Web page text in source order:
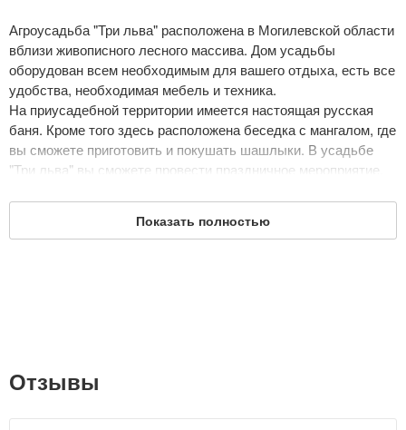
Агроусадьба "Три льва" расположена в Могилевской области
вблизи живописного лесного массива. Дом усадьбы
оборудован всем необходимым для вашего отдыха, есть все
удобства, необходимая мебель и техника.
На приусадебной территории имеется настоящая русская
баня. Кроме того здесь расположена беседка с мангалом, где
вы сможете приготовить и покушать шашлыки. В усадьбе
"Три льва" вы сможете провести праздничное мероприятие,
В деревне Сычково, где расположена усадьба "Три льва"
есть аэроклуб, где все желающие могут попробовать себя в
Показать полностью
Отзывы